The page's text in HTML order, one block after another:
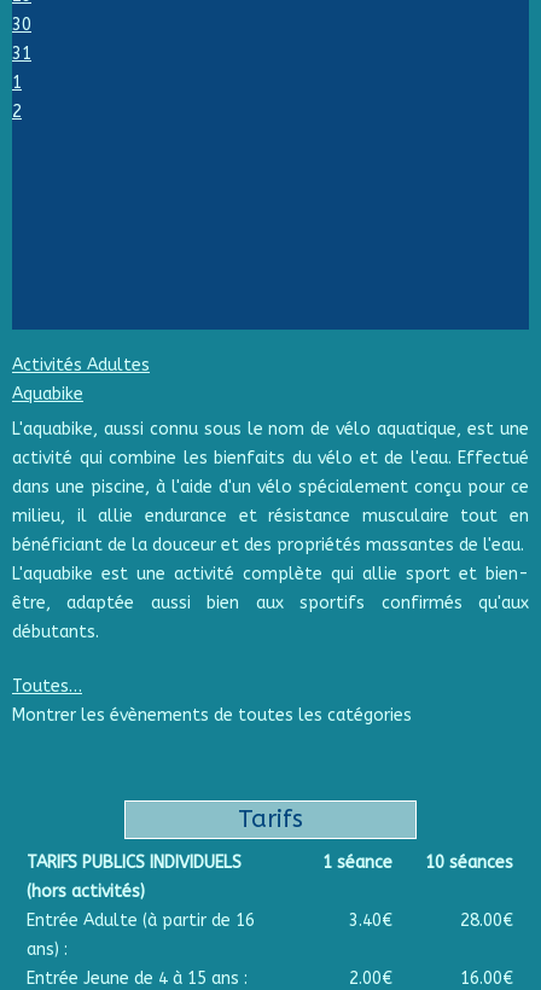
30
31
1
2
Activités Adultes
Aquabike
L'aquabike, aussi connu sous le nom de vélo aquatique, est une
activité qui combine les bienfaits du vélo et de l'eau. Effectué
dans une piscine, à l'aide d'un vélo spécialement conçu pour ce
milieu, il allie endurance et résistance musculaire tout en
bénéficiant de la douceur et des propriétés massantes de l'eau.
L'aquabike est une activité complète qui allie sport et bien-
être, adaptée aussi bien aux sportifs confirmés qu'aux
débutants.
Toutes…
Montrer les évènements de toutes les catégories
Tarifs
TARIFS PUBLICS INDIVIDUELS
(hors activités)
1 séance 10 séances
Entrée Adulte (à partir de 16
ans) :
3.40€ 28.00€
Entrée Jeune de 4 à 15 ans : 2.00€
16.00€